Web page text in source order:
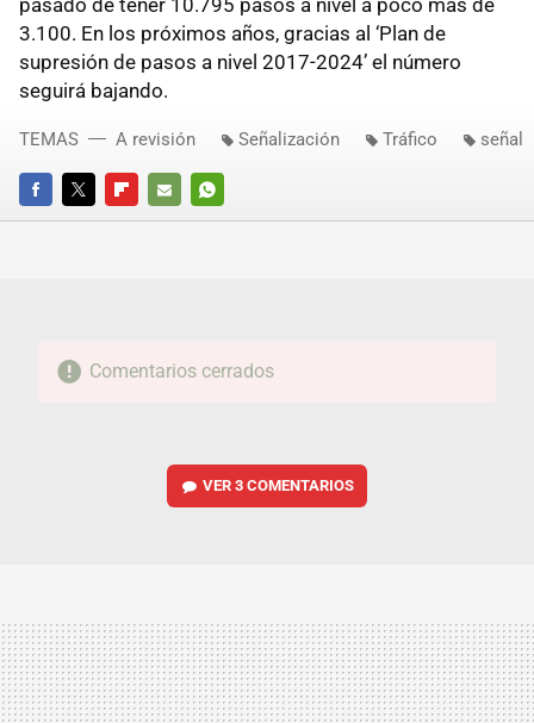
3.100. En los próximos años, gracias al ‘Plan de
supresión de pasos a nivel 2017-2024’ el número
seguirá bajando.
FACEBOOKTWITTERFLIPBOARD
E-
WHATSAPP
TEMAS A revisión Señalización Tráfico señal
Comentarios cerrados
VER3 COMENTARIOS